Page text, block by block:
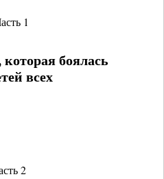
1
боялась
всех
2